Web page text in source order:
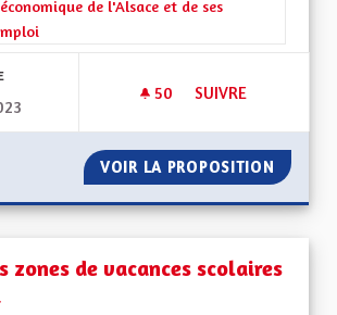
de la catégorie : L'attractivité
de l'Alsace et de ses
50 50 ABONNÉS
SUIVRE
VOIR LA PROPOSITION
zones de vacances scolaires